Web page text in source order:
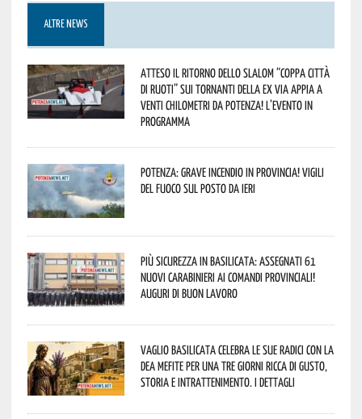
ALTRE NEWS
Atteso il ritorno dello slalom “Coppa Città
di Ruoti” sui tornanti della ex via Appia a
venti chilometri da Potenza! L’evento in
programma
Potenza: grave incendio in Provincia! Vigili
del fuoco sul posto da ieri
Più sicurezza in Basilicata: assegnati 61
nuovi Carabinieri ai Comandi provinciali!
Auguri di buon lavoro
Vaglio Basilicata celebra le sue radici con la
Dea Mefite per una tre giorni ricca di gusto,
storia e intrattenimento. I dettagli